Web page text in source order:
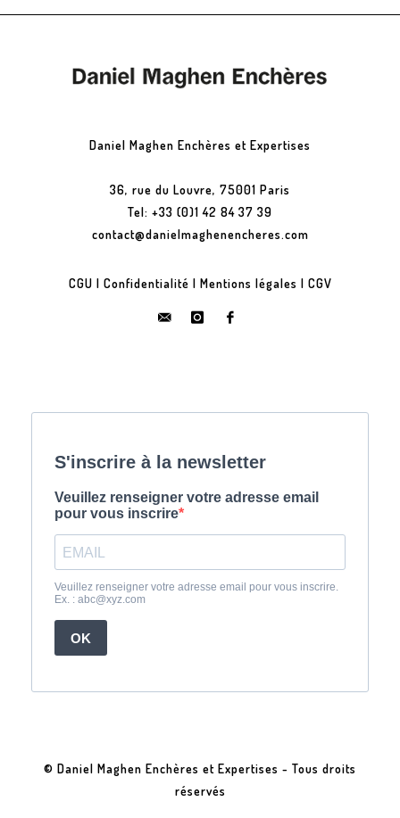
Daniel Maghen Enchères et Expertises
36, rue du Louvre, 75001 Paris
Tel: +33 (0)1 42 84 37 39
contact@danielmaghenencheres.com
CGU | Confidentialité | Mentions légales | CGV
© Daniel Maghen Enchères et Expertises - Tous droits
réservés